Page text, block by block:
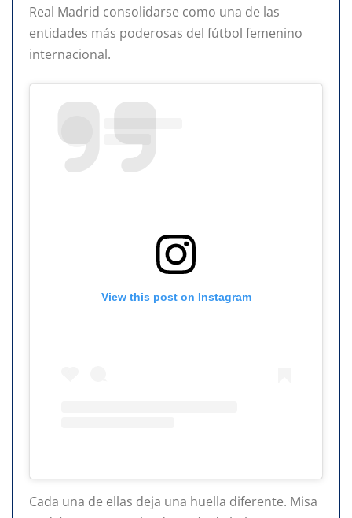
Real Madrid consolidarse como una de las
entidades más poderosas del fútbol femenino
internacional.
View this post on Instagram
Cada una de ellas deja una huella diferente. Misa